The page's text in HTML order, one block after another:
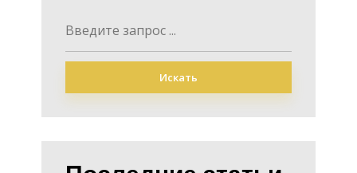
Искать